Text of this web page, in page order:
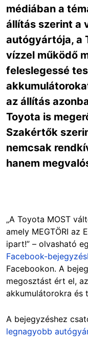
médiában a
állítás szerint a
autógyártója, a
vízzel működő
feleslegessé
az állítás
Toyota is
Szakértők
nemcsak
hanem
„A Toyota MOST
amely MEGTÖRI az
ipart!” – olvasható
Facebook-
Facebookon. A
megosztást ért el,
akkumulátorokra és
A bejegyzéshez
legnagyobb